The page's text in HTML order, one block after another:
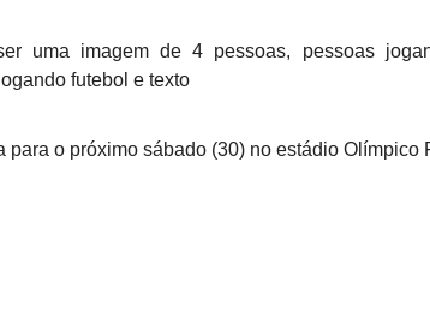
para o próximo sábado (30) no estádio Olímpico